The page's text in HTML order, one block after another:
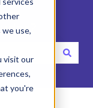
use,
visit our
you're
de pesquisa